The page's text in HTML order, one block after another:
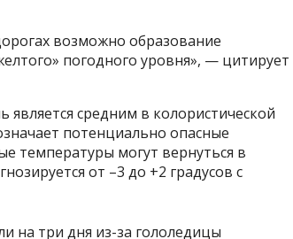
возможно образование
погодного уровня», — цитирует
средним в колористической
потенциально опасные
температуры могут вернуться в
от –3 до +2 градусов с